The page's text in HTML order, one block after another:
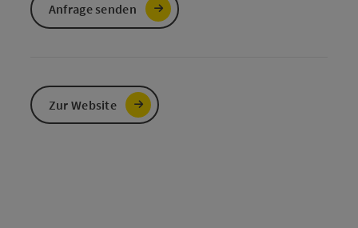
Anfrage senden
Zur Website